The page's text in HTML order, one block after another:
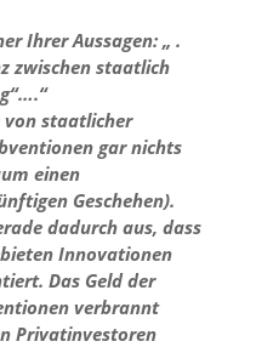
Ihrer Aussagen: „ .
zwischen staatlich
von staatlicher
gar nichts
einen
Geschehen).
dadurch aus, dass
Innovationen
Das Geld der
verbrannt
Privatinvestoren